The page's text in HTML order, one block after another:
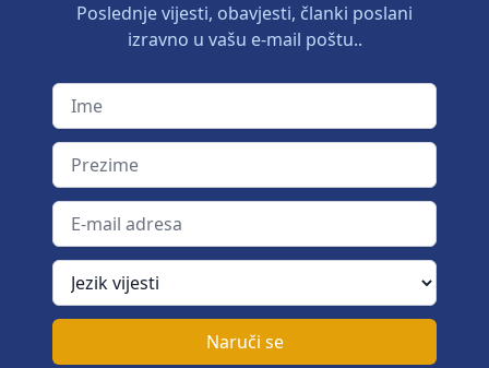
Poslednje vijesti, obavjesti, članki poslani
izravno u vašu e-mail poštu..
Ime
Prezime
E-mail adresa
Jezik vijesti
Naruči se